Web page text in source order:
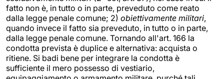
fatto non è, in tutto o in parte, preveduto come reato
dalla legge penale comune; 2) obiettivamente militari,
quando invece il fatto sia preveduto, in tutto o in parte,
dalla legge penale comune. Tornando all'art. 166 la
condotta prevista è duplice e alternativa: acquista o
ritiene. Si badi bene per integrare la condotta è
sufficiente il mero possesso di vestiario,